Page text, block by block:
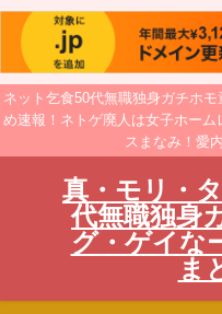
ネット乞食50代無職独身ガチホ
め速報！ネトゲ廃人は女子ホー
スまなみ！愛
真・モリ・
代無職独身
グ・ゲイな
ま